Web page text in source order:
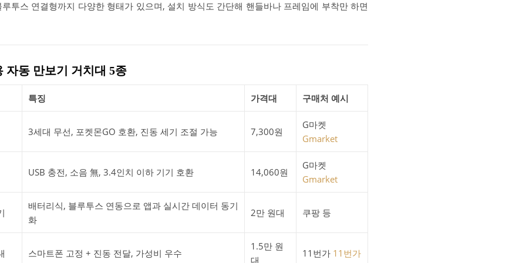
투스 연결형까지 다양한 형태가 있으며, 설치 방식도 간단해 핸들바나 프레임에 부착만 하면
자동 만보기 거치대 5종
특징 가격대 구매처 예시
3세대 무선, 포켓몬GO 호환, 진동 세기 조절 가능 7,300원
G마켓
Gmarket
USB 충전, 소음 無, 3.4인치 이하 기기 호환 14,060원
G마켓
Gmarket
배터리식, 블루투스 연동으로 앱과 실시간 데이터 동기
화
2만 원대 쿠팡 등
스마트폰 고정 + 진동 전달, 가성비 우수
1.5만 원
대
11번가 11번가